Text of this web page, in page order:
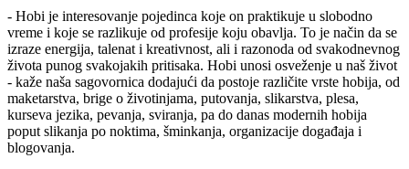
- Hobi je interesovanje pojedinca koje on praktikuje u slobodno
vreme i koje se razlikuje od profesije koju obavlja. To je način da se
izraze energija, talenat i kreativnost, ali i razonoda od svakodnevnog
života punog svakojakih pritisaka. Hobi unosi osveženje u naš život
- kaže naša sagovornica dodajući da postoje različite vrste hobija, od
maketarstva, brige o životinjama, putovanja, slikarstva, plesa,
kurseva jezika, pevanja, sviranja, pa do danas modernih hobija
poput slikanja po noktima, šminkanja, organizacije događaja i
blogovanja.